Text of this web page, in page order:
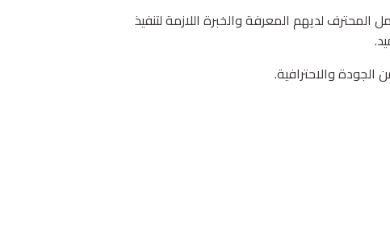
لديهم المعرفة والخبرة اللازمة لتنفيذ
الجودة والاحترافية.